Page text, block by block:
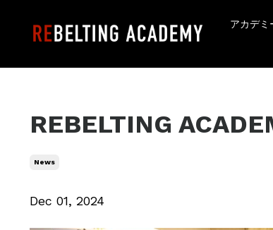
アカデミ
REBELTING
News
Dec 01, 2024